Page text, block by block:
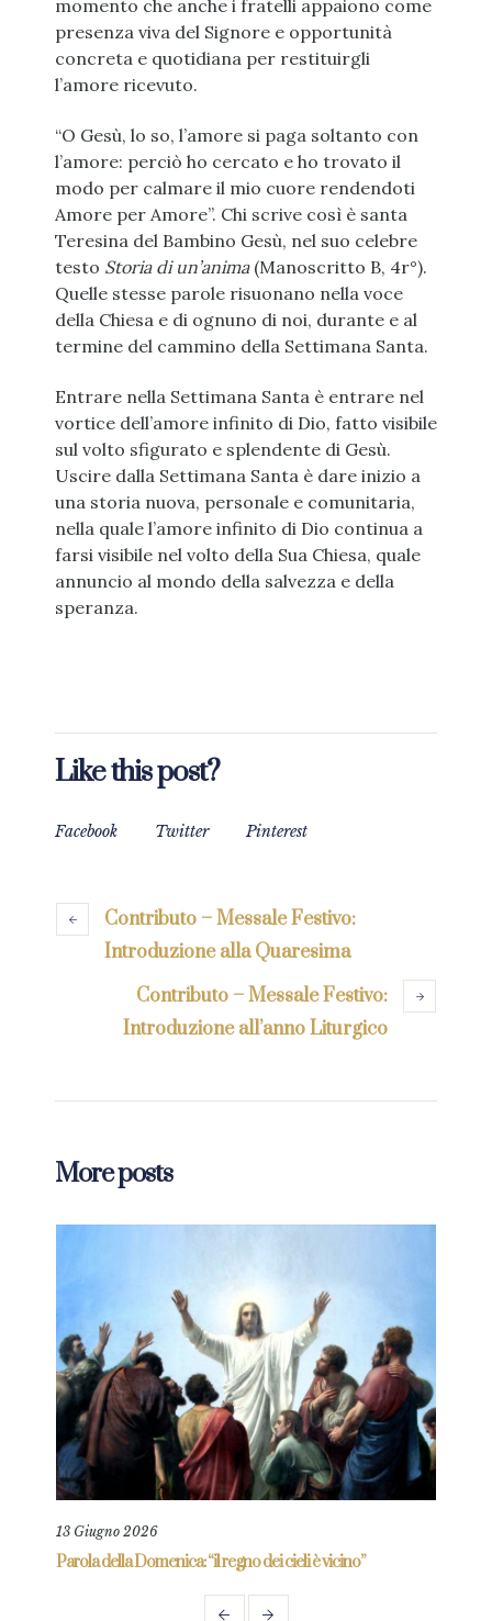
momento che anche i fratelli appaiono come
presenza viva del Signore e opportunità
concreta e quotidiana per restituirgli
l’amore ricevuto.
“O Gesù, lo so, l’amore si paga soltanto con
l’amore: perciò ho cercato e ho trovato il
modo per calmare il mio cuore rendendoti
Amore per Amore”. Chi scrive così è santa
Teresina del Bambino Gesù, nel suo celebre
testo Storia di un’anima(Manoscritto B, 4r°).
Quelle stesse parole risuonano nella voce
della Chiesa e di ognuno di noi, durante e al
termine del cammino della Settimana Santa.
Entrare nella Settimana Santa è entrare nel
vortice dell’amore infinito di Dio, fatto visibile
sul volto sfigurato e splendente di Gesù.
Uscire dalla Settimana Santa è dare inizio a
una storia nuova, personale e comunitaria,
nella quale l’amore infinito di Dio continua a
farsi visibile nel volto della Sua Chiesa, quale
annuncio al mondo della salvezza e della
speranza.
Like this post?
Facebook Twitter Pinterest
Contributo – Messale Festivo:
Introduzione alla Quaresima
Contributo – Messale Festivo:
Introduzione all’anno Liturgico
More posts
13 Giugno 2026
Parola della Domenica: “il regno dei cieli è vicino”